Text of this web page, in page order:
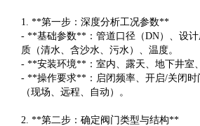
1. **第一步：深度分析工况参数**
- **基础参数**：管道口径（DN）、设
质（清水、含沙水、污水）、温度。
- **安装环境**：室内、露天、地下井室
- **操作要求**：启闭频率、开启/关闭时
（现场、远程、自动）。
2. **第二步：确定阀门类型与结构**